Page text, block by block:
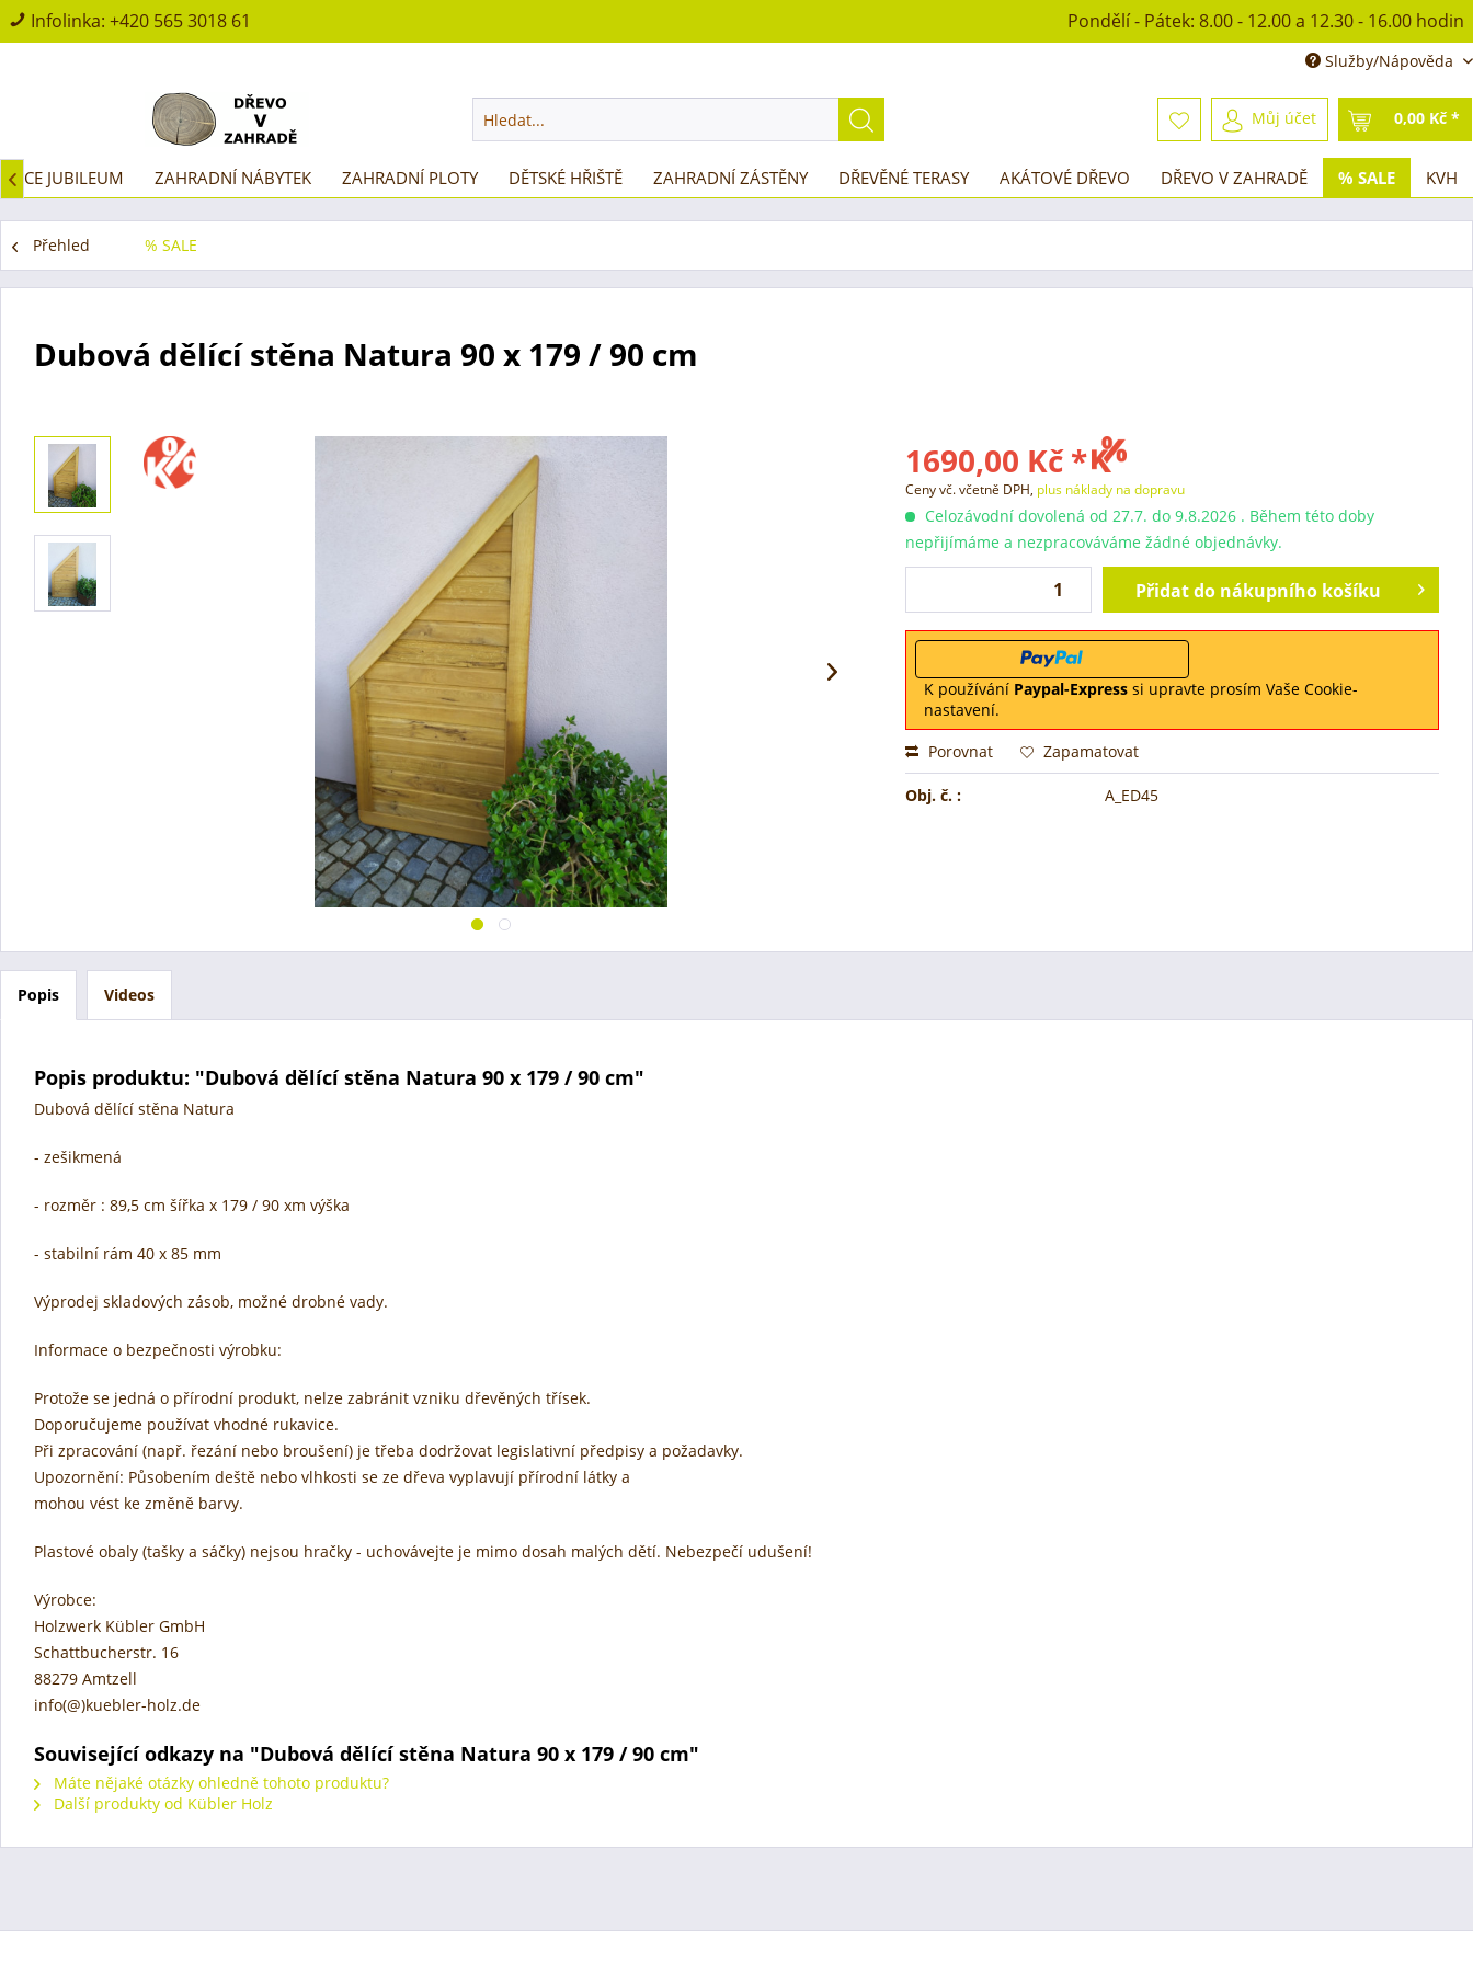
Infolinka: +420 565 3018 61 Pondělí - Pátek: 8.00 - 12.00 a 12.30 - 16.00 hodin
Služby/Nápověda
Můj účet 0,00 Kč *
AKCE JUBILEUM ZAHRADNÍ NÁBYTEK ZAHRADNÍ PLOTY DĚTSKÉ HŘIŠTĚ ZAHRADNÍ ZÁSTĚNY DŘEVĚNÉ TERASY AKÁTOVÉ DŘEVO DŘEVO V ZAHRADĚ % SALE KVH

Přehled % SALE
Dubová dělící stěna Natura 90 x 179 / 90 cm
1690,00 Kč *
Ceny vč. včetně DPH, plus náklady na dopravu
Celozávodní dovolená od 27.7. do 9.8.2026 . Během této doby
nepřijímáme a nezpracováváme žádné objednávky.
Přidat do nákupního košíku
K používání Paypal-Expresssi upravte prosím Vaše Cookie-
nastavení.
Porovnat
Zapamatovat
Obj. č. : A_ED45
Popis Videos
Popis produktu: "Dubová dělící stěna Natura 90 x 179 / 90 cm"
Dubová dělící stěna Natura
- zešikmená
- rozměr : 89,5 cm šířka x 179 / 90 xm výška
- stabilní rám 40 x 85 mm
Výprodej skladových zásob, možné drobné vady.
Informace o bezpečnosti výrobku:
Protože se jedná o přírodní produkt, nelze zabránit vzniku dřevěných třísek.
Doporučujeme používat vhodné rukavice.
Při zpracování (např. řezání nebo broušení) je třeba dodržovat legislativní předpisy a požadavky.
Upozornění: Působením deště nebo vlhkosti se ze dřeva vyplavují přírodní látky a
mohou vést ke změně barvy.
Plastové obaly (tašky a sáčky) nejsou hračky - uchovávejte je mimo dosah malých dětí. Nebezpečí udušení!
Výrobce:
Holzwerk Kübler GmbH
Schattbucherstr. 16
88279 Amtzell
info(@)kuebler-holz.de
Související odkazy na "Dubová dělící stěna Natura 90 x 179 / 90 cm"
Máte nějaké otázky ohledně tohoto produktu?
Další produkty od Kübler Holz